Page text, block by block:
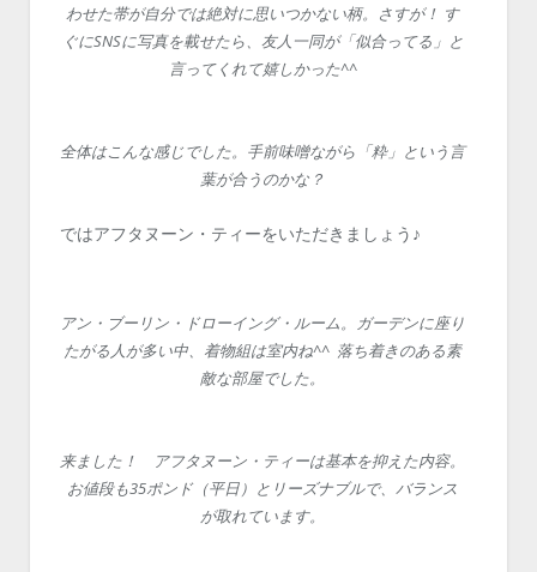
わせた帯が自分では絶対に思いつかない柄。さすが！ す
ぐにSNSに写真を載せたら、友人一同が「似合ってる」と
言ってくれて嬉しかった^^
全体はこんな感じでした。手前味噌ながら「粋」という言
葉が合うのかな？
ではアフタヌーン・ティーをいただきましょう♪
アン・ブーリン・ドローイング・ルーム。ガーデンに座り
たがる人が多い中、着物組は室内ね^^ 落ち着きのある素
敵な部屋でした。
来ました！ アフタヌーン・ティーは基本を抑えた内容。
お値段も35ポンド（平日）とリーズナブルで、バランス
が取れています。